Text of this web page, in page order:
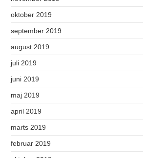
oktober 2019
september 2019
august 2019
juli 2019
juni 2019
maj 2019
april 2019
marts 2019
februar 2019